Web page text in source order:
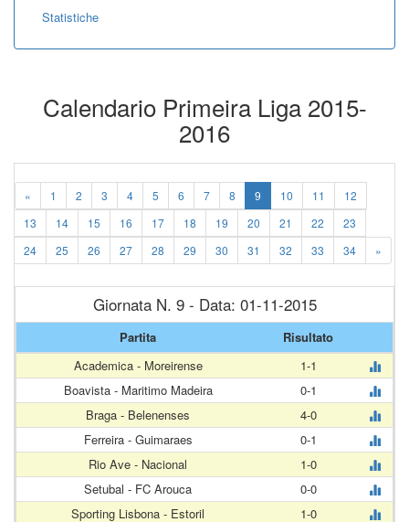
Statistiche
Calendario Primeira Liga 2015-
2016
« 1 2 3 4 5 6 7 8 9 10 11
12
13
14 15 16 17 18 19 20 21 22
23
24
25 26 27 28 29 30 31 32 33 34 »
Giornata N. 9 - Data: 01-11-2015
Partita
Risultato
Academica - Moreirense
1-1
Boavista - Maritimo Madeira
0-1
Braga - Belenenses
4-0
Ferreira - Guimaraes
0-1
Rio Ave - Nacional
1-0
Setubal - FC Arouca
0-0
Sporting Lisbona - Estoril
1-0